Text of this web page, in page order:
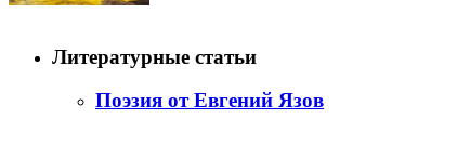
Литературные статьи
Поэзия от Евгений Язов